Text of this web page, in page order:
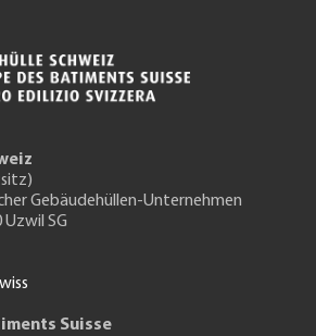
Gebäudehüllen-Unternehmen
Uzwil SG
Suisse